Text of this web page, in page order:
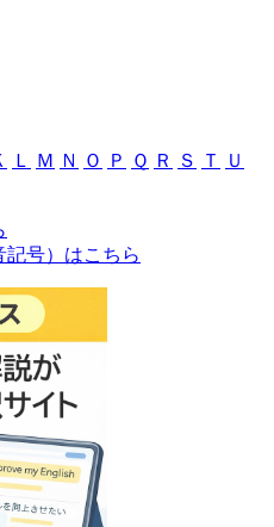
Ｌ Ｍ Ｎ Ｏ Ｐ Ｑ Ｒ Ｓ Ｔ
Ｕ
号）はこちら